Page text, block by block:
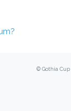
© Gothia Cup